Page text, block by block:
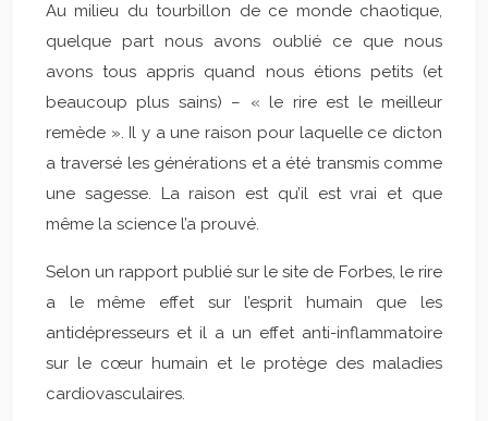
Au milieu du tourbillon de ce monde chaotique,
quelque part nous avons oublié ce que nous
avons tous appris quand nous étions petits (et
beaucoup plus sains) – « le rire est le meilleur
remède ». Il y a une raison pour laquelle ce dicton
a traversé les générations et a été transmis comme
une sagesse. La raison est qu’il est vrai et que
même la science l’a prouvé.
Selon un rapport publié sur le site de Forbes, le rire
a le même effet sur l’esprit humain que les
antidépresseurs et il a un effet anti-inflammatoire
sur le cœur humain et le protège des maladies
cardiovasculaires.